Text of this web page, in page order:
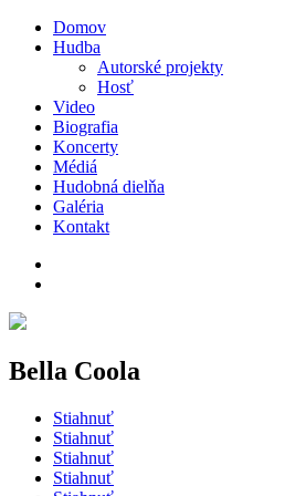
Domov
Hudba
Autorské projekty
Hosť
Video
Biografia
Koncerty
Médiá
Hudobná dielňa
Galéria
Kontakt
Bella Coola
Stiahnuť
Stiahnuť
Stiahnuť
Stiahnuť